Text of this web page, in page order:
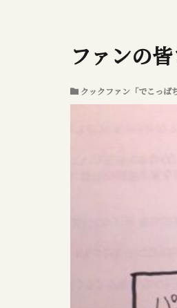
ファンの
クックファン「でこっぱ